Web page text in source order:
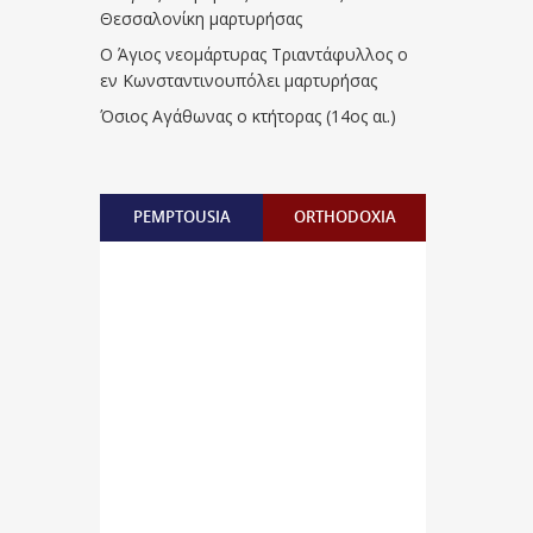
Θεσσαλονίκη μαρτυρήσας
Ο Άγιος νεομάρτυρας Τριαντάφυλλος ο
εν Κωνσταντινουπόλει μαρτυρήσας
Όσιος Αγάθωνας ο κτήτορας (14ος αι.)
PEMPTOUSIA ORTHODOXIA